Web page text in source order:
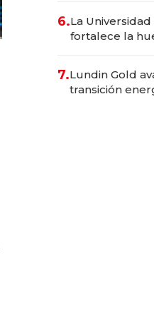
6.La
fortalece la
7.Lundin Gold
transición